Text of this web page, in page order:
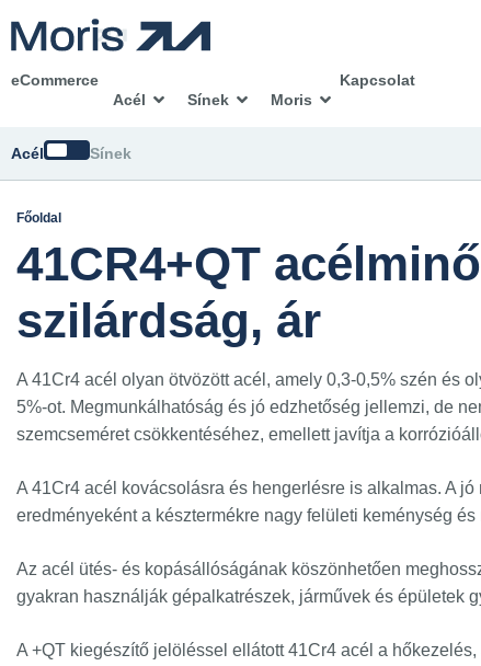
eCommerce
Acél
Sínek Moris
Kapcsolat
Acél Módosítsd
Sínek
Főoldal
41CR4+QT
szilárdság, ár
A 41Cr4 acél olyan ötvözött acél, amely 0,3-0,5% szén és
5%-ot. Megmunkálhatóság és jó edzhetőség jellemzi, de
szemcseméret csökkentéséhez, emellett javítja a
A 41Cr4 acél kovácsolásra és hengerlésre is alkalmas. A
eredményeként a késztermékre nagy felületi keménység
Az acél ütés- és kopásállóságának köszönhetően
gyakran használják gépalkatrészek, járművek és épületek
A +QT kiegészítő jelöléssel ellátott 41Cr4 acél a